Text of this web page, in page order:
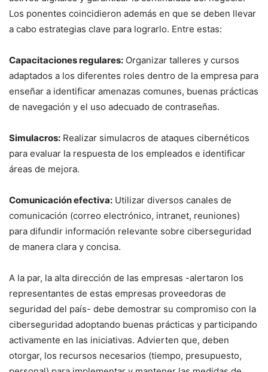
Los ponentes coincidieron además en que se deben llevar
a cabo estrategias clave para lograrlo. Entre estas:
Capacitaciones regulares: Organizar talleres y cursos
adaptados a los diferentes roles dentro de la empresa para
enseñar a identificar amenazas comunes, buenas prácticas
de navegación y el uso adecuado de contraseñas.
Simulacros: Realizar simulacros de ataques cibernéticos
para evaluar la respuesta de los empleados e identificar
áreas de mejora.
Comunicación efectiva: Utilizar diversos canales de
comunicación (correo electrónico, intranet, reuniones)
para difundir información relevante sobre ciberseguridad
de manera clara y concisa.
A la par, la alta dirección de las empresas -alertaron los
representantes de estas empresas proveedoras de
seguridad del país- debe demostrar su compromiso con la
ciberseguridad adoptando buenas prácticas y participando
activamente en las iniciativas. Advierten que, deben
otorgar, los recursos necesarios (tiempo, presupuesto,